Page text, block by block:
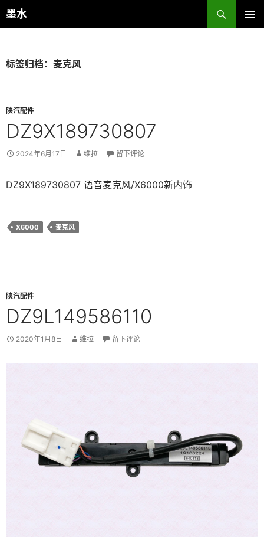
跳
至
墨水
搜
索
标签归档：麦克风
陕汽配件
DZ9X189730807
2024年6月17日 维拉 留下评论
DZ9X189730807 语音麦克风/X6000新内饰
X6000 麦克风
陕汽配件
DZ9L149586110
2020年1月8日 维拉 留下评论